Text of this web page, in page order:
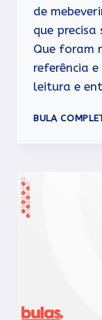
de
que precisa
Que foram
referência
leitura e
BULA